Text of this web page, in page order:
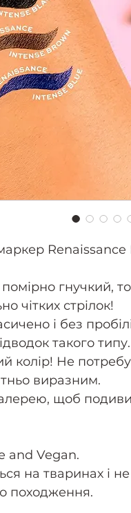
Renaissance
гнучкий,
чітких стрілок!
і без
такого типу.
колір! Не
виразним.
щоб
and Vegan.
на тваринах і
походження.